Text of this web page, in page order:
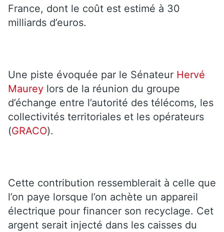
France, dont le coût est estimé à 30
milliards d’euros.
Une piste évoquée par le Sénateur Hervé
Maurey lors de la réunion du groupe
d’échange entre l’autorité des télécoms, les
collectivités territoriales et les opérateurs
(GRACO).
Cette contribution ressemblerait à celle que
l’on paye lorsque l’on achète un appareil
électrique pour financer son recyclage. Cet
argent serait injecté dans les caisses du